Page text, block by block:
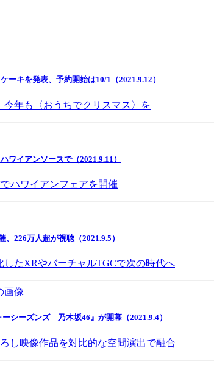
ーキを発表、予約開始は10/1（2021.9.12）
年も〈おうちでクリスマス〉を
ワイアンソースで（2021.9.11）
ハワイアンフェアを開催
、226万人超が視聴（2021.9.5）
たXRやバーチャルTGCで次の時代へ
シーズンズ 乃木坂46』が開幕（2021.9.4）
し映像作品を対比的な空間演出で融合